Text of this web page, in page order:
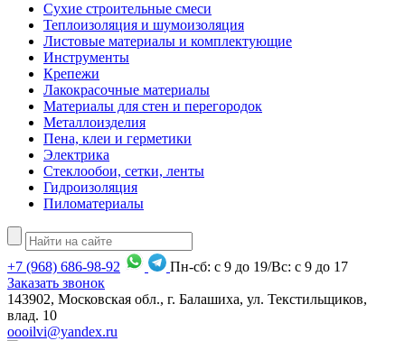
Сухие строительные смеси
Теплоизоляция и шумоизоляция
Листовые материалы и комплектующие
Инструменты
Крепежи
Лакокрасочные материалы
Материалы для стен и перегородок
Металлоизделия
Пена, клеи и герметики
Электрика
Стеклообои, сетки, ленты
Гидроизоляция
Пиломатериалы
+7 (968) 686-98-92
Пн-сб: с 9 до 19/Вс: с 9 до 17
Заказать звонок
143902, Московская обл., г. Балашиха, ул. Текстильщиков,
влад. 10
oooilvi@yandex.ru